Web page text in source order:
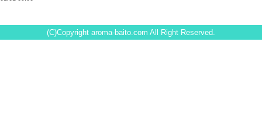
(C)Copyright aroma-baito.com All Right Reserved.